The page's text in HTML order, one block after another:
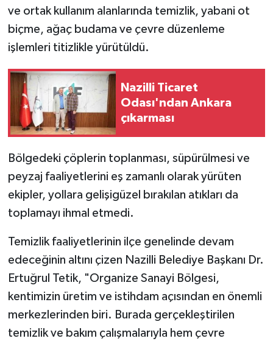
ve ortak kullanım alanlarında temizlik, yabani ot
biçme, ağaç budama ve çevre düzenleme
işlemleri titizlikle yürütüldü.
Nazilli Ticaret
Odası'ndan Ankara
çıkarması
Bölgedeki çöplerin toplanması, süpürülmesi ve
peyzaj faaliyetlerini eş zamanlı olarak yürüten
ekipler, yollara gelişigüzel bırakılan atıkları da
toplamayı ihmal etmedi.
Temizlik faaliyetlerinin ilçe genelinde devam
edeceğinin altını çizen Nazilli Belediye Başkanı Dr.
Ertuğrul Tetik, "Organize Sanayi Bölgesi,
kentimizin üretim ve istihdam açısından en önemli
merkezlerinden biri. Burada gerçekleştirilen
temizlik ve bakım çalışmalarıyla hem çevre